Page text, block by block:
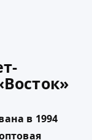
в 1994